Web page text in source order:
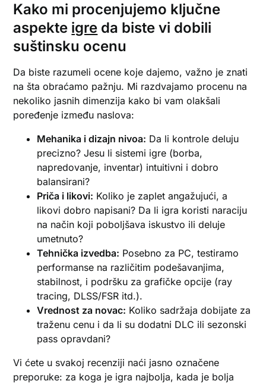
Kako mi procenjujemo ključne
aspekte igre da biste vi dobili
suštinsku ocenu
Da biste razumeli ocene koje dajemo, važno je znati
na šta obraćamo pažnju. Mi razdvajamo procenu na
nekoliko jasnih dimenzija kako bi vam olakšali
poređenje između naslova:
Mehanika i dizajn nivoa: Da li kontrole deluju
precizno? Jesu li sistemi igre (borba,
napredovanje, inventar) intuitivni i dobro
balansirani?
Priča i likovi: Koliko je zaplet angažujući, a
likovi dobro napisani? Da li igra koristi naraciju
na način koji poboljšava iskustvo ili deluje
umetnuto?
Tehnička izvedba: Posebno za PC, testiramo
performanse na različitim podešavanjima,
stabilnost, i podršku za grafičke opcije (ray
tracing, DLSS/FSR itd.).
Vrednost za novac: Koliko sadržaja dobijate za
traženu cenu i da li su dodatni DLC ili sezonski
pass opravdani?
Vi ćete u svakoj recenziji naći jasno označene
preporuke: za koga je igra najbolja, kada je bolja